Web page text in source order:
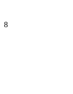
8